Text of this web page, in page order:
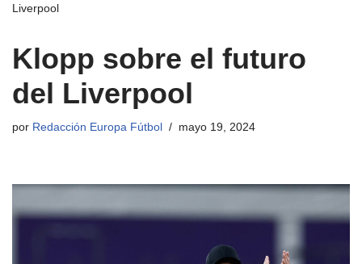
Liverpool
Klopp sobre el futuro
del Liverpool
por Redacción Europa Fútbol mayo 19, 2024